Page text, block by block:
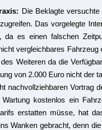
Die Beklagte
Das vorgelegte
da es einen falschen
vergleichbares
Weiteren da die
von 2.000 Euro nicht der
nachvollziehbaren Vortrag
kostenlos ein
erstatten müsse, hat
Wanken gebracht, denn